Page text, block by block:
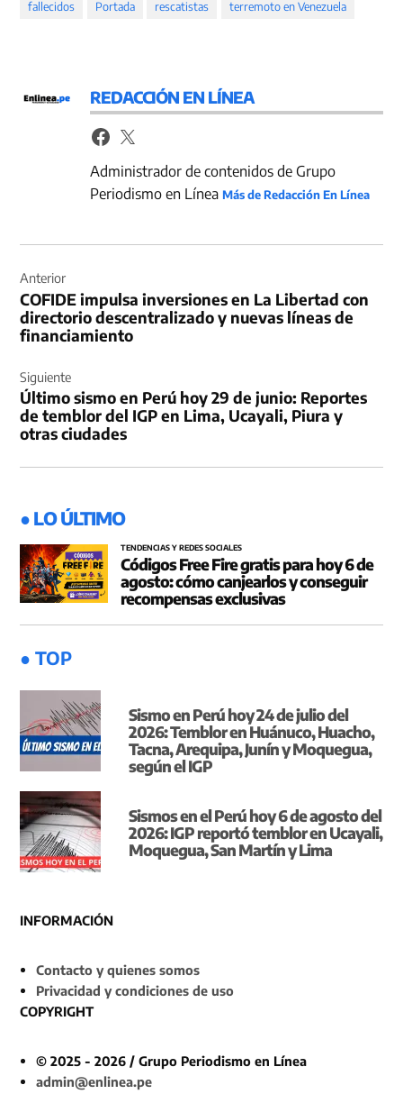
fallecidos Portada rescatistas terremoto en Venezuela
REDACCIÓN EN LÍNEA
Administrador de contenidos de Grupo
Periodismo en LíneaMás de Redacción En Línea
de
entradas
Anterior
COFIDE impulsa inversiones en La Libertad con
directorio descentralizado y nuevas líneas de
financiamiento
Siguiente
Último sismo en Perú hoy 29 de junio: Reportes
de temblor del IGP en Lima, Ucayali, Piura y
otras ciudades
● LO ÚLTIMO
TENDENCIAS Y REDES SOCIALES
Códigos Free Fire gratis para hoy 6 de
agosto: cómo canjearlos y conseguir
recompensas exclusivas
● TOP
Sismo en Perú hoy 24 de julio del
2026: Temblor en Huánuco, Huacho,
Tacna, Arequipa, Junín y Moquegua,
según el IGP
Sismos en el Perú hoy 6 de agosto del
2026: IGP reportó temblor en Ucayali,
Moquegua, San Martín y Lima
INFORMACIÓN
Contacto y quienes somos
Privacidad y condiciones de uso
COPYRIGHT
© 2025 - 2026 / Grupo Periodismo en Línea
admin@enlinea.pe